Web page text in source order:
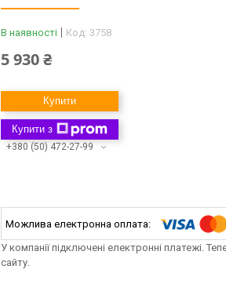
В наявності Код: 3758
5 930 ₴
Купити
Купити з
+380 (50) 472-27-99
У компанії підключені електронні платежі.
сайту.